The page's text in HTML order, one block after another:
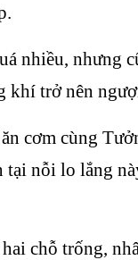
nhiều, nhưng
khí trở nên
cơm cùng
tại nỗi lo lắng
chỗ trống,